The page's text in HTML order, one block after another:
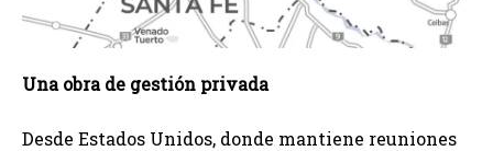
Una obra de gestión privada
Desde Estados Unidos, donde mantiene reuniones